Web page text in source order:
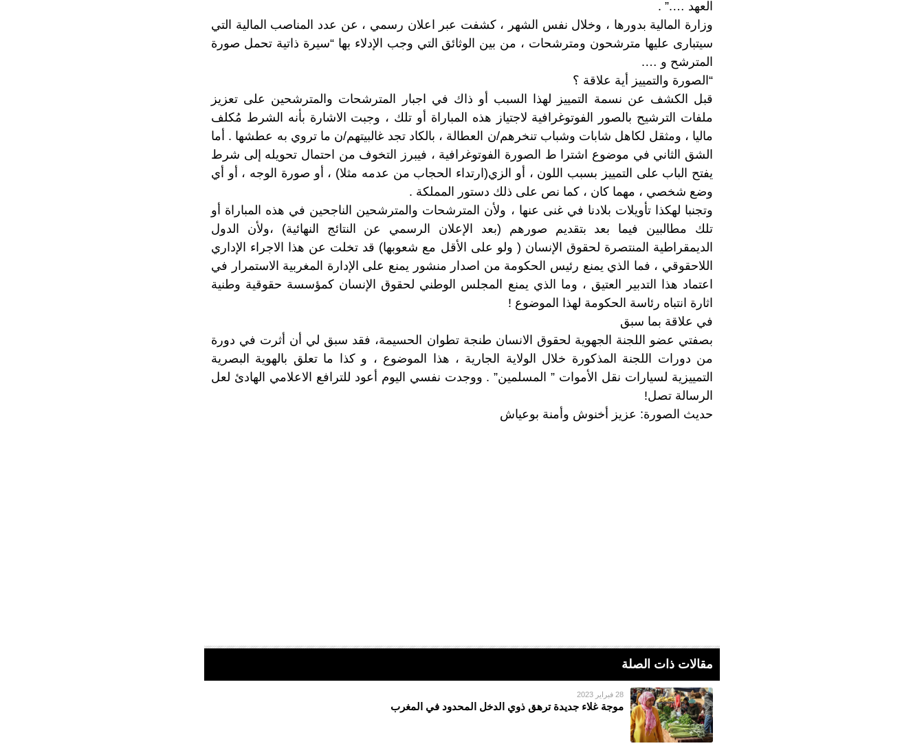
العهد ….” .
وزارة المالية بدورها ، وخلال نفس الشهر ، كشفت عبر اعلان رسمي ، عن عدد المناصب المالية التي
سيتبارى عليها مترشحون ومترشحات ، من بين الوثائق التي وجب الإدلاء بها “سيرة ذاتية تحمل صورة
المترشح و ….
“الصورة والتمييز أية علاقة ؟
قبل الكشف عن نسمة التمييز لهذا السبب أو ذاك في اجبار المترشحات والمترشحين على تعزيز
ملفات الترشيح بالصور الفوتوغرافية لاجتياز هذه المباراة أو تلك ، وجبت الاشارة بأنه الشرط مُكلف
ماليا ، ومثقل لكاهل شابات وشباب تنخرهم/ن العطالة ، بالكاد تجد غالبيتهم/ن ما تروي به عطشها . أما
الشق الثاني في موضوع اشترا ط الصورة الفوتوغرافية ، فيبرز التخوف من احتمال تحويله إلى شرط
يفتح الباب على التمييز بسبب اللون ، أو الزي(ارتداء الحجاب من عدمه مثلا) ، أو صورة الوجه ، أو أي
وضع شخصي ، مهما كان ، كما نص على ذلك دستور المملكة .
وتجنبا لهكذا تأويلات بلادنا في غنى عنها ، ولأن المترشحات والمترشحين الناجحين في هذه المباراة أو
تلك مطالبين فيما بعد بتقديم صورهم (بعد الإعلان الرسمي عن النتائج النهائية) ،ولأن الدول
الديمقراطية المنتصرة لحقوق الإنسان ( ولو على الأقل مع شعوبها) قد تخلت عن هذا الاجراء الإداري
اللاحقوقي ، فما الذي يمنع رئيس الحكومة من اصدار منشور يمنع على الإدارة المغربية الاستمرار في
اعتماد هذا التدبير العتيق ، وما الذي يمنع المجلس الوطني لحقوق الإنسان كمؤسسة حقوقية وطنية
اثارة انتباه رئاسة الحكومة لهذا الموضوع !
في علاقة بما سبق
بصفتي عضو اللجنة الجهوية لحقوق الانسان طنجة تطوان الحسيمة، فقد سبق لي أن أثرت في دورة
من دورات اللجنة المذكورة خلال الولاية الجارية ، هذا الموضوع ، و كذا ما تعلق بالهوية البصرية
التمييزية لسيارات نقل الأموات ” المسلمين” . ووجدت نفسي اليوم أعود للترافع الاعلامي الهادئ لعل
الرسالة تصل!
حديث الصورة: عزيز أخنوش وأمنة بوعياش
مقالات ذات الصلة
28 فبراير 2023
موجة غلاء جديدة ترهق ذوي الدخل المحدود في المغرب